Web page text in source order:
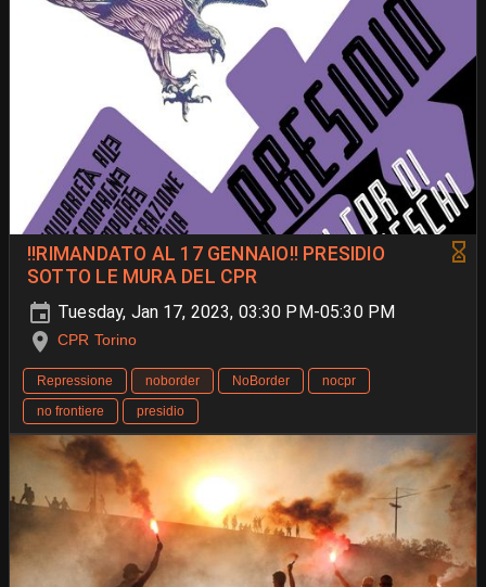
!!RIMANDATO AL 17 GENNAIO!! PRESIDIO
SOTTO LE MURA DEL CPR
Tuesday, Jan 17, 2023, 03:30 PM-05:30 PM
CPR Torino
Repressione noborder NoBorder
nocpr
no frontiere
presidio